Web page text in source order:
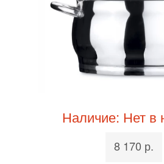
Наличие: Нет в
8 170 р.